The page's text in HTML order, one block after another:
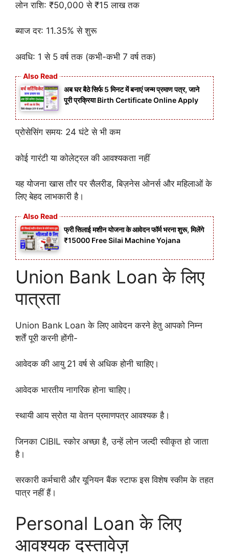
लोन राशि: ₹50,000 से ₹15 लाख तक
ब्याज दर: 11.35% से शुरू
अवधि: 1 से 5 वर्ष तक (कभी-कभी 7 वर्ष तक)
अब घर बैठे सिर्फ 5 मिनट में बनाएं जन्म प्रमाण पत्र, जाने
पूरी प्रक्रिया Birth Certificate Online Apply
प्रोसेसिंग समय: 24 घंटे से भी कम
कोई गारंटी या कोलेट्रल की आवश्यकता नहीं
यह योजना खास तौर पर सैलरीड, बिज़नेस ओनर्स और महिलाओं के
लिए बेहद लाभकारी है।
फ्री सिलाई मशीन योजना के आवेदन फॉर्म भरना शुरू, मिलेंगे
₹15000 Free Silai Machine Yojana
Union Bank Loan के लिए
पात्रता
Union Bank Loan के लिए आवेदन करने हेतु आपको निम्न
शर्तें पूरी करनी होंगी-
आवेदक की आयु 21 वर्ष से अधिक होनी चाहिए।
आवेदक भारतीय नागरिक होना चाहिए।
स्थायी आय स्रोत या वेतन प्रमाणपत्र आवश्यक है।
जिनका CIBIL स्कोर अच्छा है, उन्हें लोन जल्दी स्वीकृत हो जाता
है।
सरकारी कर्मचारी और यूनियन बैंक स्टाफ इस विशेष स्कीम के तहत
पात्र नहीं हैं।
Personal Loan के लिए
आवश्यक दस्तावेज़